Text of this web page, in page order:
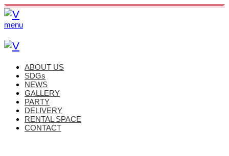
menu
ABOUT US
SDGs
NEWS
GALLERY
PARTY
DELIVERY
RENTAL SPACE
CONTACT